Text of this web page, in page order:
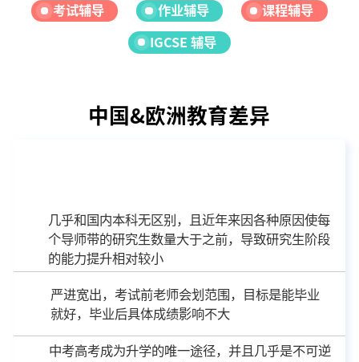
考试辅导 作业辅导 课程辅导
IGCSE 辅导
中国&欧洲教育差异
几乎和国内本科无区别，且近年来因各种原因使每
个导师带的研究生数量大于之前，导致研究生阶段
的能力提升相对较小
严进宽出，考试前老师会划范围，目标是能毕业
就好，毕业后具体成绩影响不大
中考高考成为升学的唯一途径，并且几乎是不可逆